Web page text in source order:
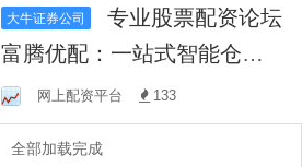
大牛证券公司
专业股票配资论坛
富腾优配：一站式智能仓储
物流解决方案
网上配资平台 133
全部加载完成